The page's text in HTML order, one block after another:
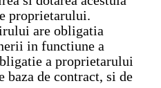
proprietarului.
are obligatia
in functiune a
a proprietarului
de contract, si de